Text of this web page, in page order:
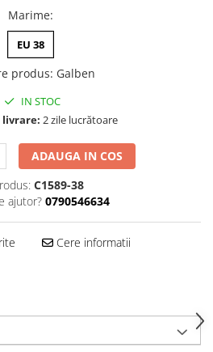
Marime:
EU 38
produs: Galben
IN STOC
livrare: 2 zile lucrătoare
ADAUGA IN COS
C1589-38
ajutor? 0790546634
Cere informatii